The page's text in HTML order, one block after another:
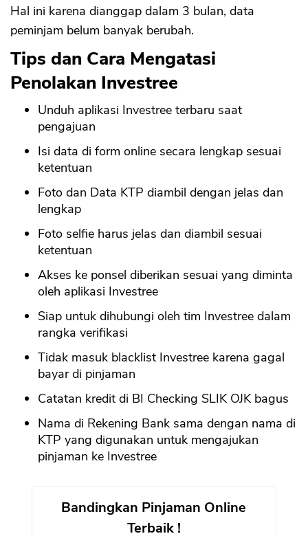
Hal ini karena dianggap dalam 3 bulan, data
peminjam belum banyak berubah.
Tips dan Cara Mengatasi
Penolakan Investree
Unduh aplikasi Investree terbaru saat
pengajuan
Isi data di form online secara lengkap sesuai
ketentuan
Foto dan Data KTP diambil dengan jelas dan
lengkap
Foto selfie harus jelas dan diambil sesuai
ketentuan
Akses ke ponsel diberikan sesuai yang diminta
oleh aplikasi Investree
Siap untuk dihubungi oleh tim Investree dalam
rangka verifikasi
Tidak masuk blacklist Investree karena gagal
bayar di pinjaman
Catatan kredit di BI Checking SLIK OJK bagus
Nama di Rekening Bank sama dengan nama di
KTP yang digunakan untuk mengajukan
pinjaman ke Investree
Bandingkan Pinjaman Online
Terbaik !